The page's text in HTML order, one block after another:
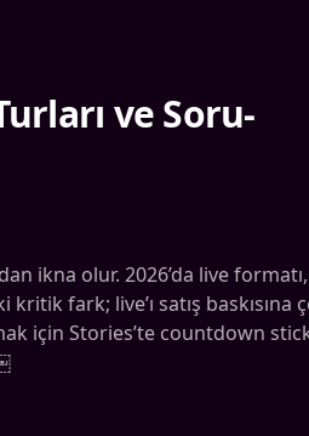
ve Soru-
ikna olur. 2026’da live formatı,
fark; live’ı satış
için Stories’te countdown